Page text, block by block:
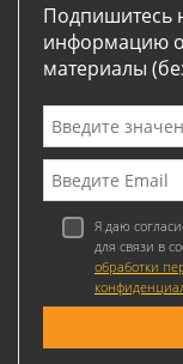
Подпишитесь
информацию о
материалы
Я даю
для связи в
обработки